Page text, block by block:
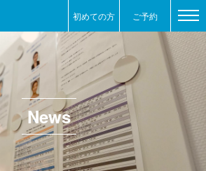
初めての方 ご予約
News